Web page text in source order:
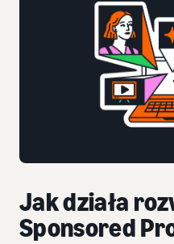
Jak działa
Sponsored